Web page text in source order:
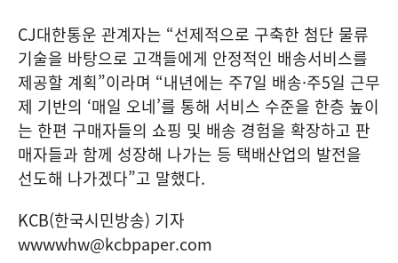
CJ대한통운 관계자는 “선제적으로 구축한 첨단 물류
기술을 바탕으로 고객들에게 안정적인 배송서비스를
제공할 계획”이라며 “내년에는 주7일 배송·주5일 근무
제 기반의 ‘매일 오네’를 통해 서비스 수준을 한층 높이
는 한편 구매자들의 쇼핑 및 배송 경험을 확장하고 판
매자들과 함께 성장해 나가는 등 택배산업의 발전을
선도해 나가겠다”고 말했다.
KCB(한국시민방송) 기자
wwwwhw@kcbpaper.com